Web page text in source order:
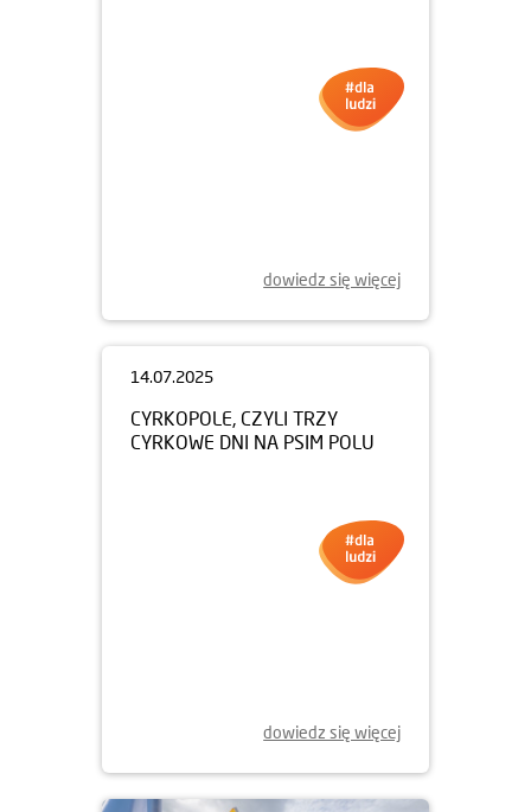
dowiedz się więcej
dowiedz się więcej